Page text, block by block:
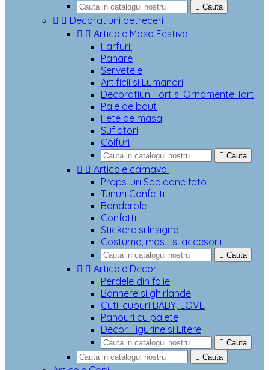
 Cauta
  Decoratiuni petreceri
  Articole Masa Festiva
Farfurii
Pahare
Servetele
Artificii si Lumanari
Decoratiuni Tort si Ornamente Tort
Paie de baut
Fete de masa
Suflatori
Coifuri
 Cauta
  Articole carnaval
Props-uri Sabloane foto
Tunuri Confetti
Banderole
Confetti
Stickere si Insigne
Costume, masti si accesorii
 Cauta
  Articole Decor
Perdele din folie
Bannere si ghirlande
Cutii cuburi BABY, LOVE
Panouri cu paiete
Decor Figurine si Litere
 Cauta
 Cauta